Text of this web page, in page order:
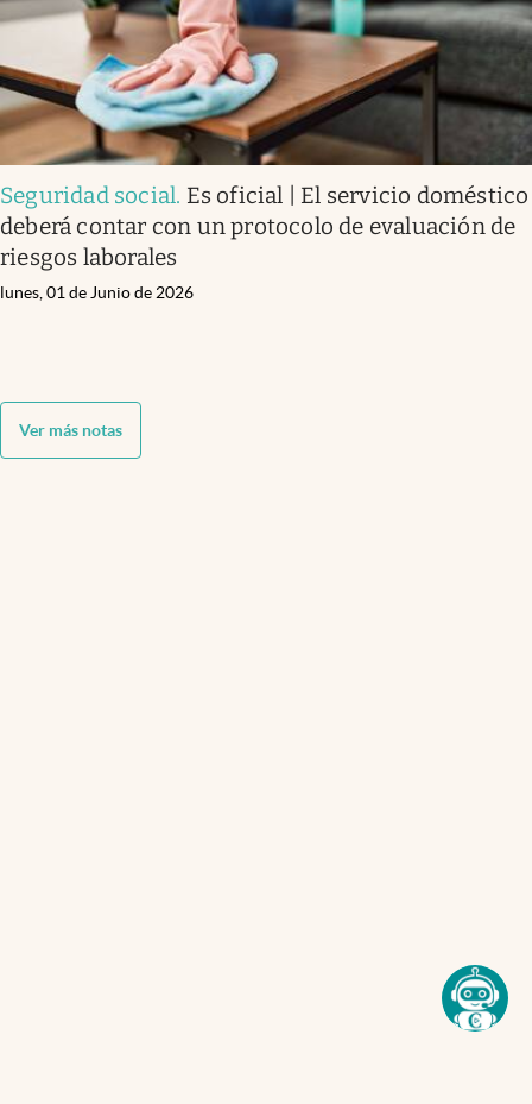
Seguridad social. Es oficial | El servicio doméstico
deberá contar con un protocolo de evaluación de
riesgos laborales
lunes, 01 de Junio de 2026
Ver más notas